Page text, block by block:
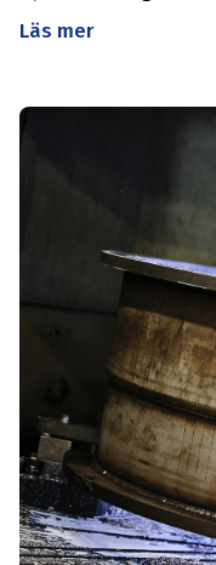
Läs mer